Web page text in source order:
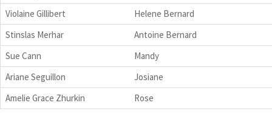
Violaine Gillibert
Helene Bernard
Stinslas Merhar
Antoine Bernard
Sue Cann
Mandy
Ariane Seguillon
Josiane
Amelie Grace Zhurkin
Rose